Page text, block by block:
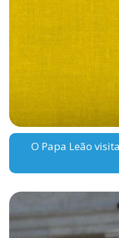
O Papa Leão